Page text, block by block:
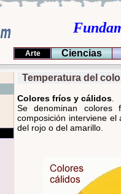
Arte Ciencias
Temperatura del
Colores fríos y cálidos
Se denominan
composición interviene
del rojo o del amarillo.